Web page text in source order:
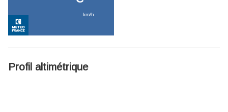
Profil altimétrique